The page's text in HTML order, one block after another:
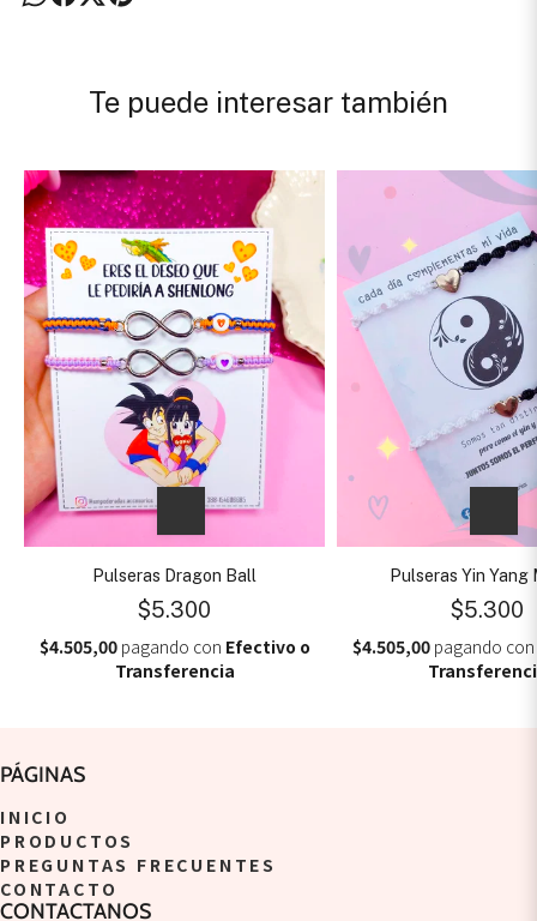
Te puede interesar también
Pulseras Dragon Ball
$5.300
$4.505,00pagando con Efectivo o
Transferencia
Pulseras Yin Yang
$5.300
$4.505,00pagando con
PÁGINAS
INICIO
PRODUCTOS
PREGUNTAS FRECUENTES
CONTACTO
CONTACTANOS